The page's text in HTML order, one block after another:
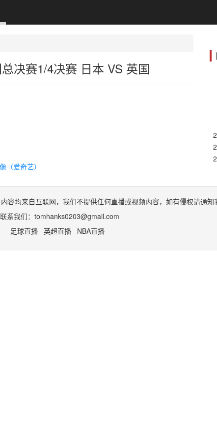
决赛1/4决赛 日本 VS 英国
（爱奇艺）
容均来自互联网，我们不提供任何直播或视频内容，如有侵权请通知
联系我们： tomhanks0203@gmail.com
足球直播 英超直播 NBA直播